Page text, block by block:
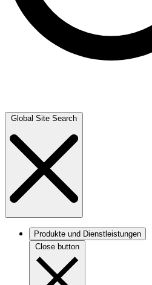
Global Site Search
Produkte und Dienstleistungen
Close button